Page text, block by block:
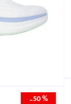
-50 %